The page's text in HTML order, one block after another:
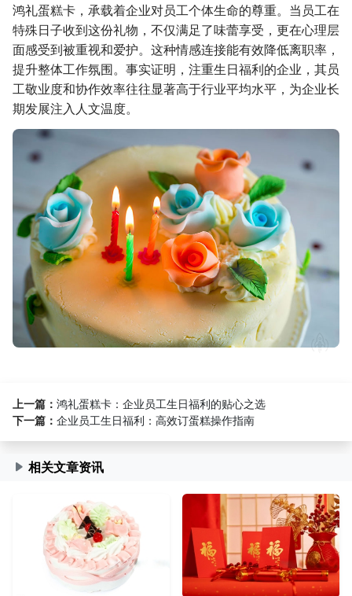
鸿礼蛋糕卡，承载着企业对员工个体生命的尊重。当员工在
特殊日子收到这份礼物，不仅满足了味蕾享受，更在心理层
面感受到被重视和爱护。这种情感连接能有效降低离职率，
提升整体工作氛围。事实证明，注重生日福利的企业，其员
工敬业度和协作效率往往显著高于行业平均水平，为企业长
期发展注入人文温度。
上一篇： 鸿礼蛋糕卡：企业员工生日福利的贴心之选
下一篇： 企业员工生日福利：高效订蛋糕操作指南
相关文章资讯